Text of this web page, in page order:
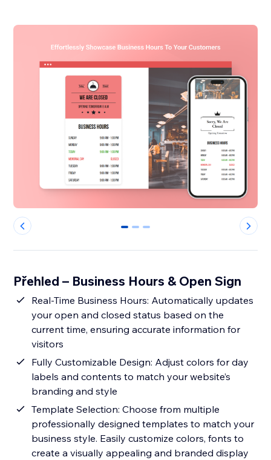
0 1 2
Přehled – Business Hours & Open Sign
Real-Time Business Hours: Automatically updates
your open and closed status based on the
current time, ensuring accurate information for
visitors
Fully Customizable Design: Adjust colors for day
labels and contents to match your website’s
branding and style
Template Selection: Choose from multiple
professionally designed templates to match your
business style. Easily customize colors, fonts to
create a visually appealing and branded display